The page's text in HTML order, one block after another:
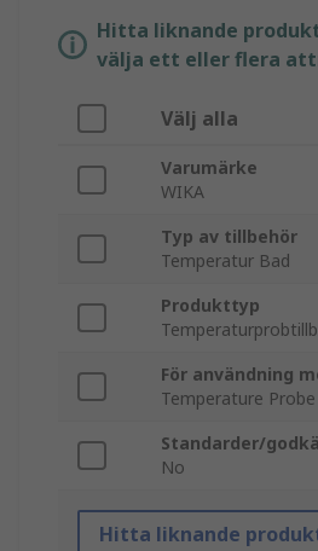
Hitta liknande
välja ett eller flera
Välj alla
Varumärke
WIKA
Typ av tillbehör
Temperatur Bad
Produkttyp
För användning
Temperature Probe
Standarder/
No
Hitta liknande